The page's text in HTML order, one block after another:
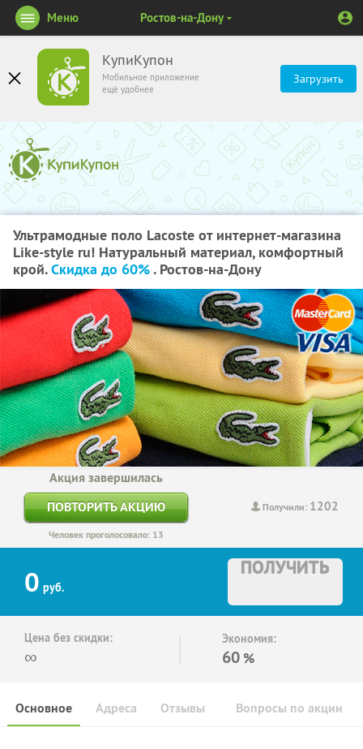
КупиКупон
Мобильное приложение
ещё удобнее
Загрузить
Меню Ростов-на-Дону
Ультрамодные поло Lacoste от интернет-магазина
Like-style ru! Натуральный материал, комфортный
крой.Скидка до 60%. Ростов-на-Дону
Получили: 1202
Акция завершилась
ПОВТОРИТЬ АКЦИЮ
Человек проголосовало: 13
0 руб.
ПОЛУЧИТЬ
Цена без скидки:
∞
Экономия:
60 %
Основное Отзывы Вопросы по акции
Адреса